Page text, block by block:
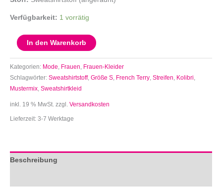
Verfügbarkeit: 1 vorrätig
In den Warenkorb
Kategorien: Mode, Frauen, Frauen-Kleider
Schlagwörter: Sweatshirtstoff, Größe S, French Terry, Streifen, Kolibri,
Mustermix, Sweatshirtkleid
inkl. 19 % MwSt. zzgl. Versandkosten
Lieferzeit: 3-7 Werktage
Beschreibung